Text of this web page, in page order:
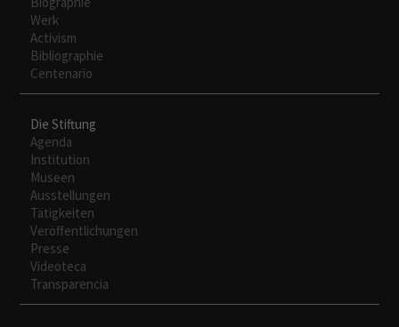
Werk
Activism
Bibliographie
Centenario
Die Stiftung
Agenda
Institution
Museen
Ausstellungen
Tätigkeiten
Veröffentlichungen
Presse
Videoteca
Transparencia